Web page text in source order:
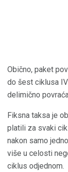
Obično, paket
do šest ciklusa
delimično
Fiksna taksa je
platili za svaki
nakon samo
više u celosti
ciklus odjednom.